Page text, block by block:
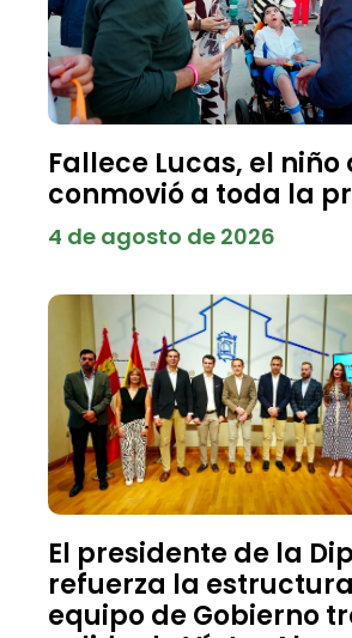
Fallece Lucas, el niño
conmovió a toda la
4 de agosto de 2026
El presidente de la
refuerza la
equipo de Gobierno